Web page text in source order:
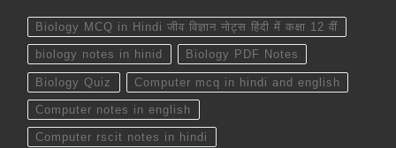
Biology MCQ in Hindi जीव विज्ञान नोट्स हिंदी में कक्षा 12 वीं
biology notes in hinid Biology PDF Notes
Biology Quiz Computer mcq in hindi and english
Computer notes in english
Computer rscit notes in hindi